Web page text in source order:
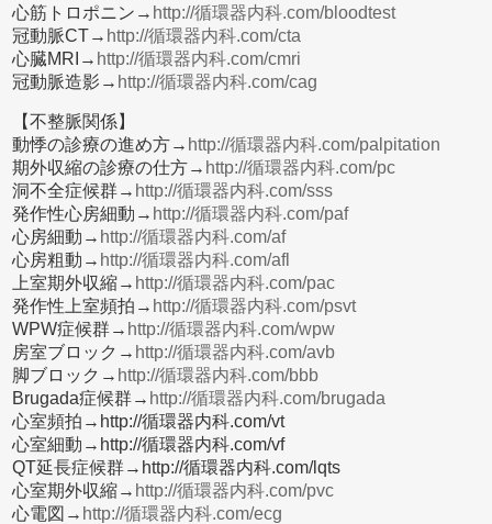
心筋トロポニン→ http://循環器内科.com/bloodtest
冠動脈CT→ http://循環器内科.com/cta
心臓MRI→ http://循環器内科.com/cmri
冠動脈造影→ http://循環器内科.com/cag
【不整脈関係】
動悸の診療の進め方→ http://循環器内科.com/palpitation
期外収縮の診療の仕方→ http://循環器内科.com/pc
洞不全症候群→ http://循環器内科.com/sss
発作性心房細動→ http://循環器内科.com/paf
心房細動→ http://循環器内科.com/af
心房粗動→ http://循環器内科.com/afl
上室期外収縮→ http://循環器内科.com/pac
発作性上室頻拍→ http://循環器内科.com/psvt
WPW症候群→ http://循環器内科.com/wpw
房室ブロック→ http://循環器内科.com/avb
脚ブロック→ http://循環器内科.com/bbb
Brugada症候群→ http://循環器内科.com/brugada
心室頻拍→http://循環器内科.com/vt
心室細動→http://循環器内科.com/vf
QT延長症候群→http://循環器内科.com/lqts
心室期外収縮→ http://循環器内科.com/pvc
心電図→ http://循環器内科.com/ecg